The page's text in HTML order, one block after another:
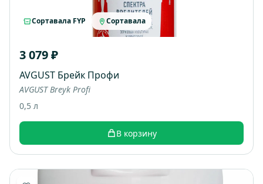
Сортавала FYP Сортавала
3 079 ₽
AVGUST Брейк Профи
AVGUST Breyk Profi
0,5 л
В корзину